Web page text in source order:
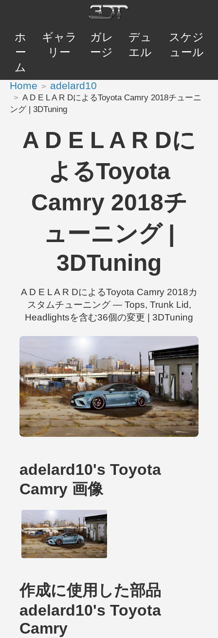
ホ
ー
ム
ギャラ
リー
ガレ
ージ
デュ
エル
スケジ
ュール
Home adelard10
A D E L A R DによるToyota Camry 2018チューニ
ング | 3DTuning
A D E L A R Dに
よるToyota
Camry 2018チ
ューニング |
3DTuning
A D E L A R DによるToyota Camry 2018カ
スタムチューニング — Tops, Trunk Lid,
Headlightsを含む36個の変更 | 3DTuning
adelard10's Toyota
Camry 画像
作成に使用した部品
adelard10's Toyota
Camry